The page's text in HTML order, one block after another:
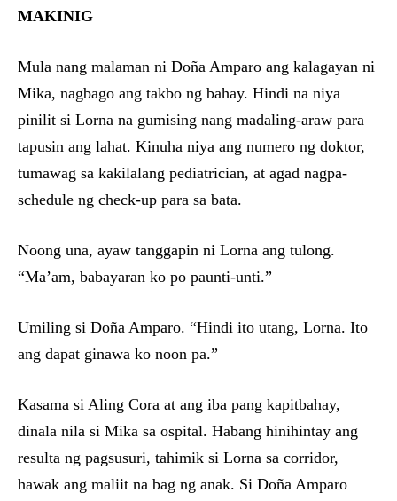
MAKINIG
Mula nang malaman ni Doña Amparo ang kalagayan ni
Mika, nagbago ang takbo ng bahay. Hindi na niya
pinilit si Lorna na gumising nang madaling-araw para
tapusin ang lahat. Kinuha niya ang numero ng doktor,
tumawag sa kakilalang pediatrician, at agad nagpa-
schedule ng check-up para sa bata.
Noong una, ayaw tanggapin ni Lorna ang tulong.
“Ma’am, babayaran ko po paunti-unti.”
Umiling si Doña Amparo. “Hindi ito utang, Lorna. Ito
ang dapat ginawa ko noon pa.”
Kasama si Aling Cora at ang iba pang kapitbahay,
dinala nila si Mika sa ospital. Habang hinihintay ang
resulta ng pagsusuri, tahimik si Lorna sa corridor,
hawak ang maliit na bag ng anak. Si Doña Amparo